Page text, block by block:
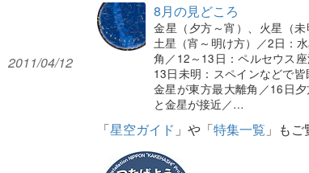
2011/04/12
8月の見どころ
金星（夕方～宵）、火星（未
土星（宵～明け方）／2日：
角／12～13日：ペルセウス
13日未明：スペインなどで皆
金星が東方最大離角／16日
と金星が接近／…
「星空ガイド 」や「特集一覧 」も